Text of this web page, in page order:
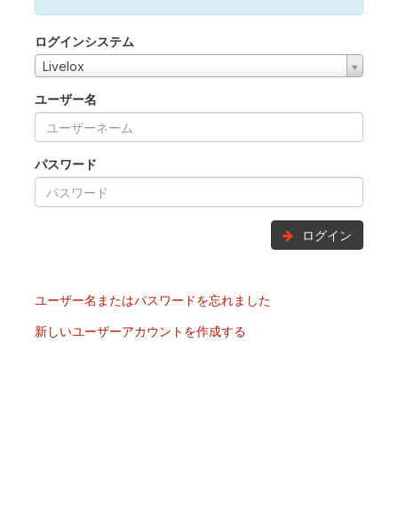
ログインシステム
Livelox
ユーザー名
パスワード
ログイン
ユーザー名またはパスワードを忘れました
新しいユーザーアカウントを作成する